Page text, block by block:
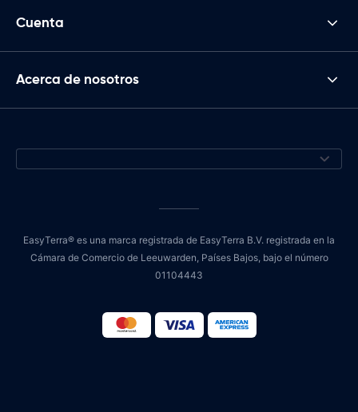
Cuenta
Acerca de nosotros
EasyTerra® es una marca registrada de EasyTerra B.V. registrada en la
Cámara de Comercio de Leeuwarden, Países Bajos, bajo el número
01104443